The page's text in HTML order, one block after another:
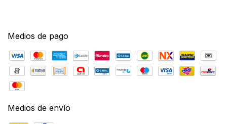
Medios de pago
Medios de envío